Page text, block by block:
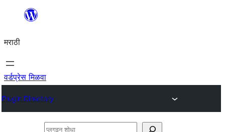
सामुग्रीवर
मराठी
वर्डप्रेस मिळवा
Plugin Directory
प्लगइन